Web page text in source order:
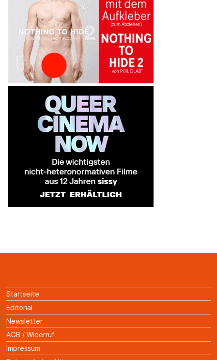
Startseite
Editorial
Newsletter
AGB / Widerruf
Impressum